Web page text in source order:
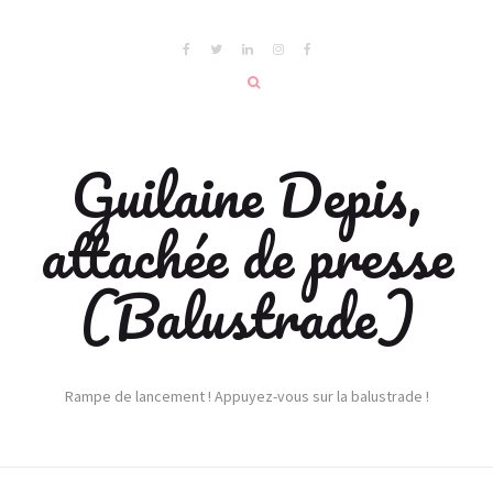
Guilaine Depis,
attachée de presse
(Balustrade)
Rampe de lancement ! Appuyez-vous sur la balustrade !